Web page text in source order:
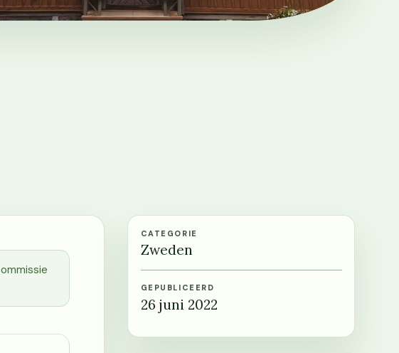
CATEGORIE
Zweden
GEPUBLICEERD
26 juni 2022